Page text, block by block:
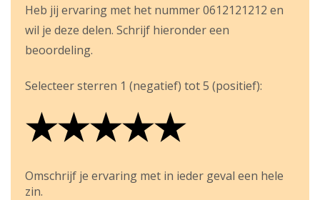
Heb jij ervaring met het nummer 0612121212 en
wil je deze delen. Schrijf hieronder een
beoordeling.
Selecteer sterren 1 (negatief) tot 5 (positief):
★
★★
★★★
★★★★
★★★★★
Omschrijf je ervaring met in ieder geval een hele
zin.